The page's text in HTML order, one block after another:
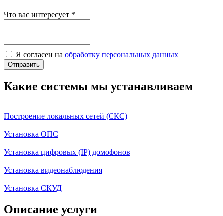
Что вас интересует *
Я согласен на обработку персональных данных
Отправить
Какие системы мы устанавливаем
Построение локальных сетей (СКС)
Установка ОПС
Установка цифровых (IP) домофонов
Установка видеонаблюдения
Установка СКУД
Описание услуги